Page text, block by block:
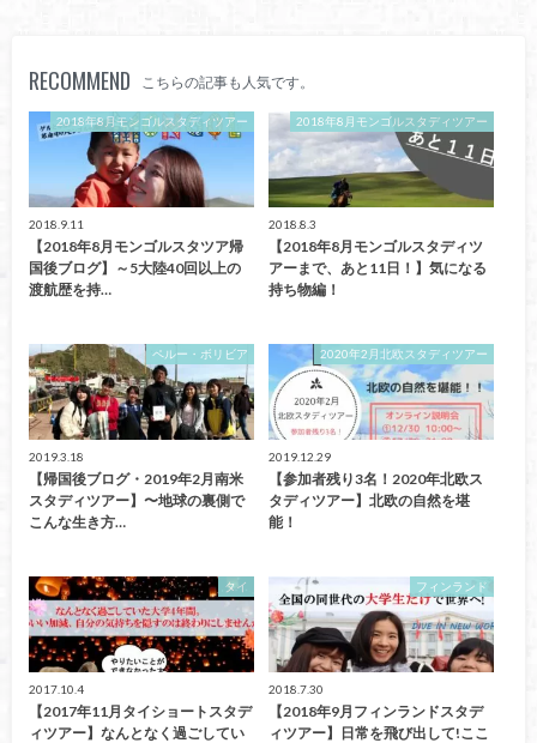
RECOMMEND こちらの記事も人気です。
2018年8月モンゴルスタディツアー
2018.9.11
【2018年8月モンゴルスタツア帰
国後ブログ】～5大陸40回以上の
渡航歴を持…
2018年8月モンゴルスタディツアー
2018.8.3
【2018年8月モンゴルスタディツ
アーまで、あと11日！】気になる
持ち物編！
ペルー・ボリビア
2019.3.18
【帰国後ブログ・2019年2月南米
スタディツアー】〜地球の裏側で
こんな生き方…
2020年2月北欧スタディツアー
2019.12.29
【参加者残り3名！2020年北欧ス
タディツアー】北欧の自然を堪
能！
タイ
2017.10.4
【2017年11月タイショートスタデ
ィツアー】なんとなく過ごしてい
フィンランド
2018.7.30
【2018年9月フィンランドスタデ
ィツアー】日常を飛び出して!ここ